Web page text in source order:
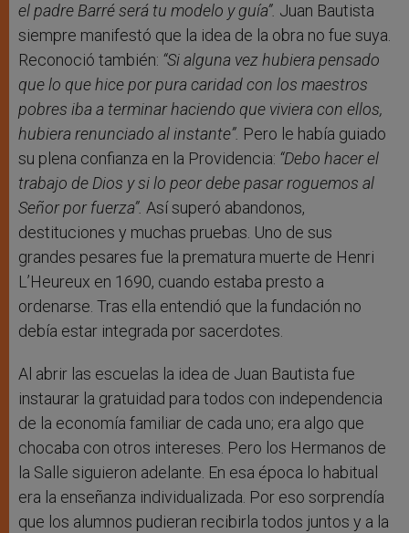
el padre Barré será tu modelo y guía”. Juan Bautista
siempre manifestó que la idea de la obra no fue suya.
Reconoció también: “Si alguna vez hubiera pensado
que lo que hice por pura caridad con los maestros
pobres iba a terminar haciendo que viviera con ellos,
hubiera renunciado al instante”. Pero le había guiado
su plena confianza en la Providencia: “Debo hacer el
trabajo de Dios y si lo peor debe pasar roguemos al
Señor por fuerza”. Así superó abandonos,
destituciones y muchas pruebas. Uno de sus
grandes pesares fue la prematura muerte de Henri
L’Heureux en 1690, cuando estaba presto a
ordenarse. Tras ella entendió que la fundación no
debía estar integrada por sacerdotes.
Al abrir las escuelas la idea de Juan Bautista fue
instaurar la gratuidad para todos con independencia
de la economía familiar de cada uno; era algo que
chocaba con otros intereses. Pero los Hermanos de
la Salle siguieron adelante. En esa época lo habitual
era la enseñanza individualizada. Por eso sorprendía
que los alumnos pudieran recibirla todos juntos y a la